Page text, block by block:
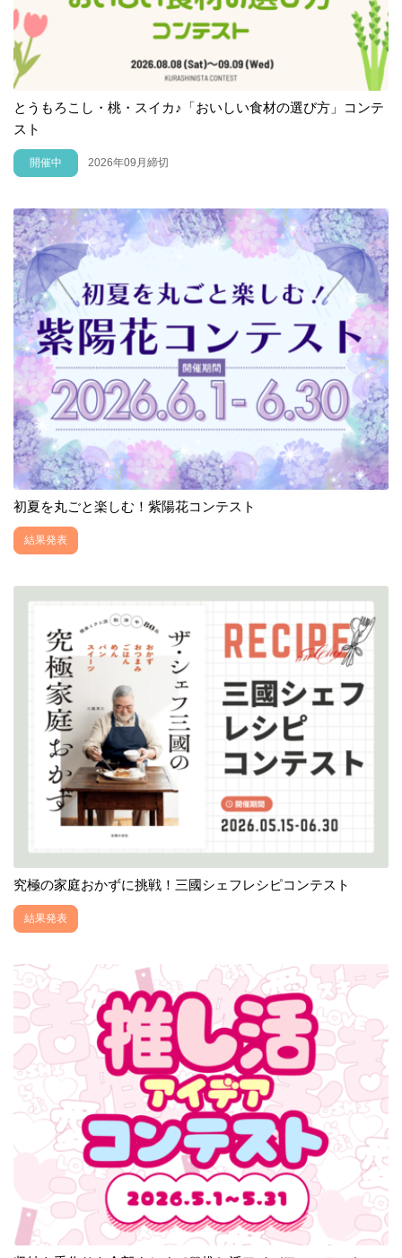
とうもろこし・桃・スイカ♪「おいしい食材の選び方」コンテ
スト
開催中 2026年09月締切
初夏を丸ごと楽しむ！紫陽花コンテスト
結果発表
究極の家庭おかずに挑戦！三國シェフレシピコンテスト
結果発表